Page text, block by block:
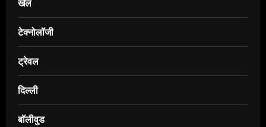
टेक्नोलॉजी
ट्रेवल
दिल्ली
बॉलीवुड